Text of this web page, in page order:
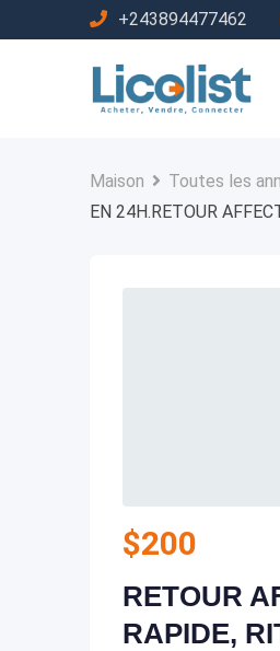
au
+243894477462
Maison Toutes les
EN 24H.RETOUR
$200
RETOUR
RAPIDE,